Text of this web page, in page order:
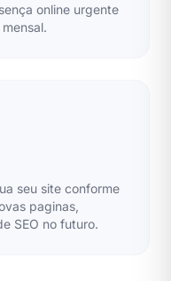
online urgente
seu site conforme
paginas,
SEO no futuro.